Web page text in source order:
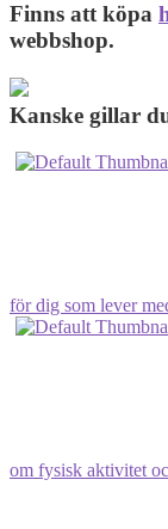
Finns att köpa
webbshop.
Kanske gillar
för dig som lever
om fysisk aktivitet